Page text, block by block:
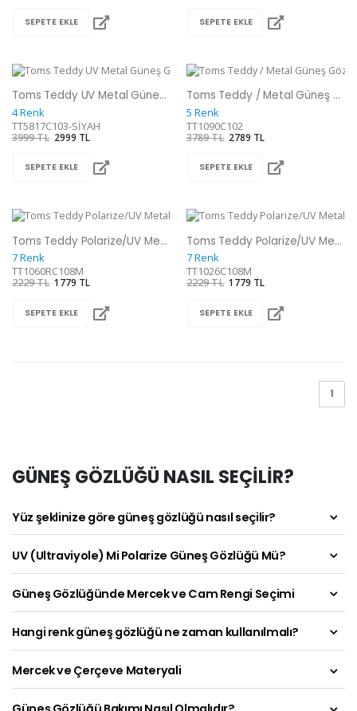
SEPETE EKLE SEPETE EKLE
Toms Teddy UV Metal Güneş Gözlüğü
4 Renk
TT5817C103-SİYAH
3999 TL 2999 TL
SEPETE EKLE
Toms Teddy / Metal Güneş Gözlüğü
5 Renk
TT1090C102
3789 TL 2789 TL
SEPETE EKLE
Toms Teddy Polarize/UV Metal Güneş Gözlüğü
7 Renk
TT1060RC108M
2229 TL 1779 TL
SEPETE EKLE
Toms Teddy Polarize/UV Metal Güneş Gözlüğü
7 Renk
TT1026C108M
2229 TL 1779 TL
SEPETE EKLE
1
GÜNEŞ GÖZLÜĞÜ NASIL SEÇİLİR?
Yüz şeklinize göre güneş gözlüğü nasıl seçilir?
UV (Ultraviyole) Mi Polarize Güneş Gözlüğü Mü?
Güneş Gözlüğünde Mercek ve Cam Rengi Seçimi
Hangi renk güneş gözlüğü ne zaman kullanılmalı?
Mercek ve Çerçeve Materyali